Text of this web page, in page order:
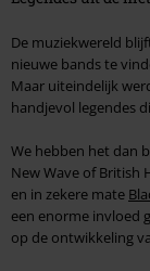
De muziekwereld
nieuwe bands te
Maar uiteindelijk
handjevol legendes
We hebben het dan
New Wave of British
en in zekere mate
een enorme invloed
op de ontwikkeling